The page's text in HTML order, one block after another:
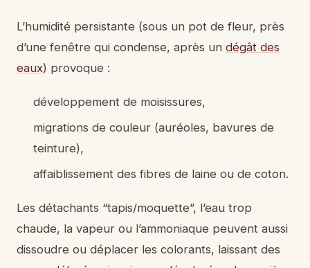
L’humidité persistante (sous un pot de fleur, près
d’une fenêtre qui condense, après un dégât des
eaux) provoque :
développement de moisissures,
migrations de couleur (auréoles, bavures de
teinture),
affaiblissement des fibres de laine ou de coton.
Les détachants “tapis/moquette”, l’eau trop
chaude, la vapeur ou l’ammoniaque peuvent aussi
dissoudre ou déplacer les colorants, laissant des